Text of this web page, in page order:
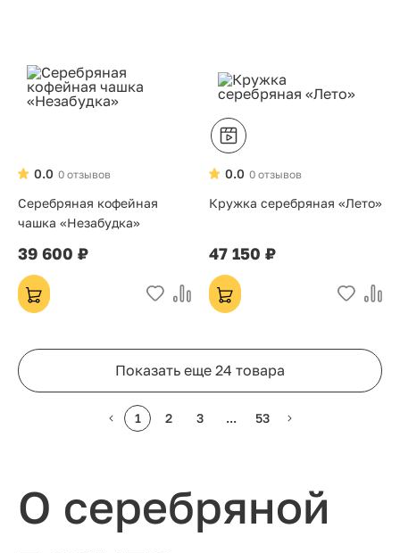
0 отзывов
0.0
Серебряная кофейная
чашка «Незабудка»
39 600 ₽
0 отзывов
0.0
Кружка серебряная «Лето»
47 150 ₽
Показать еще 24 товара
1 2 3 ... 53
О серебряной